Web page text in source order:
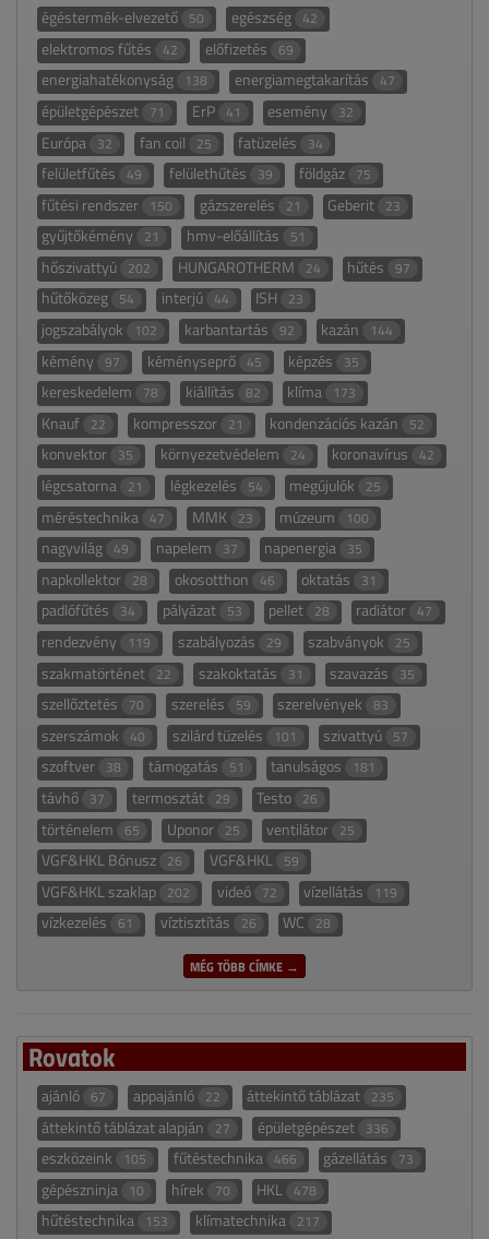
égéstermék-elvezető 50 egészség 42
elektromos fűtés 42 előfizetés 69
energiahatékonyság 138 energiamegtakarítás 47
épületgépészet 71 ErP 41 esemény 32
Európa 32 fan coil 25 fatüzelés 34
felületfűtés 49 felülethűtés 39 földgáz 75
fűtési rendszer 150 gázszerelés 21 Geberit 23
gyűjtőkémény 21 hmv-előállítás 51
hőszivattyú 202 HUNGAROTHERM 24 hűtés 97
hűtőközeg 54 interjú 44 ISH 23
jogszabályok 102 karbantartás 92 kazán 144
kémény 97 kéményseprő 45 képzés 35
kereskedelem 78 kiállítás 82 klíma 173
Knauf 22 kompresszor 21 kondenzációs kazán 52
konvektor 35 környezetvédelem 24 koronavírus 42
légcsatorna 21 légkezelés 54 megújulók 25
méréstechnika 47 MMK 23 múzeum 100
nagyvilág 49 napelem 37 napenergia 35
napkollektor 28 okosotthon 46 oktatás 31
padlófűtés 34 pályázat 53 pellet 28 radiátor 47
rendezvény 119 szabályozás 29 szabványok 25
szakmatörténet 22 szakoktatás 31 szavazás 35
szellőztetés 70 szerelés 59 szerelvények 83
szerszámok 40 szilárd tüzelés 101 szivattyú 57
szoftver 38 támogatás 51 tanulságos 181
távhő 37 termosztát 29 Testo 26
történelem 65 Uponor 25 ventilátor 25
VGF&HKL Bónusz 26 VGF&HKL 59
VGF&HKL szaklap 202 videó 72 vízellátás 119
vízkezelés 61 víztisztítás 26 WC 28
MÉG TÖBB CÍMKE →
Rovatok
ajánló 67 appajánló 22 áttekintő táblázat 235
áttekintő táblázat alapján 27 épületgépészet 336
eszközeink 105 fűtéstechnika 466 gázellátás 73
gépészninja 10 hírek 70 HKL 478
hűtéstechnika 153 klímatechnika 217